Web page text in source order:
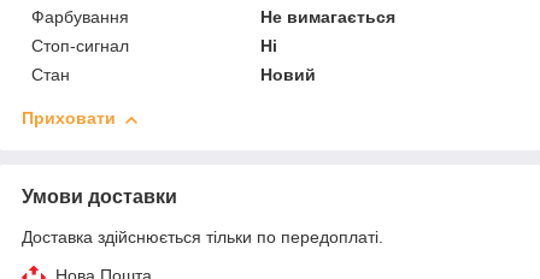
Фарбування
Не вимагається
Стоп-сигнал
Ні
Стан
Новий
Приховати
Умови доставки
Доставка здійснюється тільки по передоплаті.